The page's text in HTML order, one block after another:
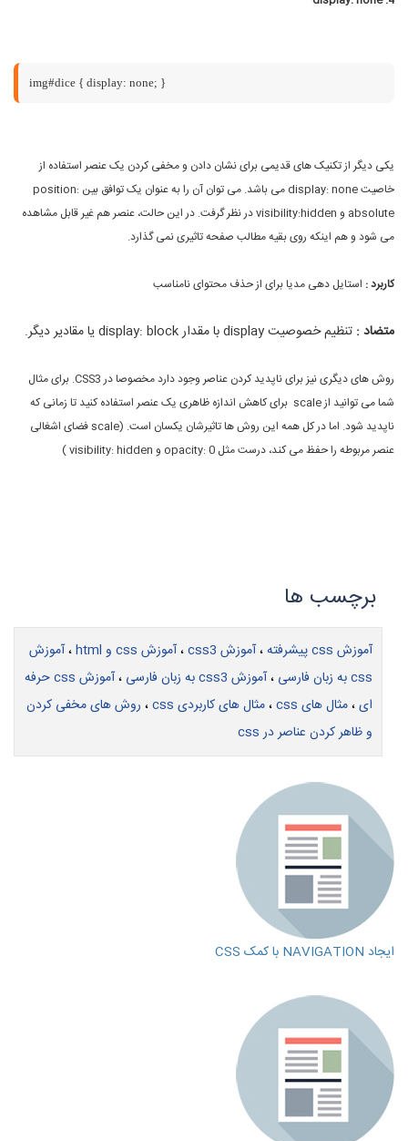
img#dice { display: none; }
یکی دیگر از تکنیک های قدیمی برای نشان دادن و مخفی کردن یک عنصر استفاده از
خاصیت display: none می باشد. می توان آن را به عنوان یک توافق بین position:
absolute و visibility:hidden در نظر گرفت. در این حالت، عنصر هم غیر قابل مشاهده
می شود و هم اینکه روی بقیه مطالب صفحه تاثیری نمی گذارد.
کاربرد : استایل دهی مدیا برای از حذف محتوای نامناسب
متضاد : تنظیم خصوصیت display با مقدار display: block یا مقادیر دیگر.
روش های دیگری نیز برای ناپدید کردن عناصر وجود دارد مخصوصا در CSS3. برای مثال
شما می توانید از scale برای کاهش اندازه ظاهری یک عنصر استفاده کنید تا زمانی که
ناپدید شود. اما در کل همه این روش ها تاثیرشان یکسان است. (scale فضای اشغالی
عنصر مربوطه را حفظ می کند، درست مثل opacity: 0 و visibility: hidden )
آموزش css پیشرفته ،آموزش css3 ،آموزش css و html ،آموزش
css به زبان فارسی
،آموزش css3 به زبان فارسی ،
آموزش css حرفه
ای،مثال های css ،مثال های کاربردی css ، روش های مخفی کردن
و ظاهر کردن عناصر در css
ایجاد NAVIGATION با کمک CSS